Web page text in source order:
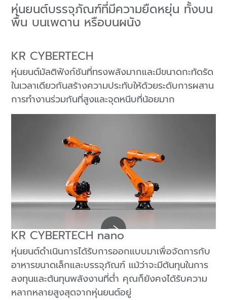
หุ่นยนต์บรรจุภัณฑ์ที่มีความยืดหยุ่น ทั้งบน
พื้น บนเพดาน หรือบนผนัง
KR CYBERTECH
หุ่นยนต์มัลติฟังก์ชันที่ทรงพลังมากและมีขนาดกะทัดรัด
ในเวลาเดียวกันสร้างความประทับให้ด้วยระดับการผสาน
การทำงานร่วมกันที่สูงและจุดหนีบที่น้อยมาก
KR CYBERTECH nano
หุ่นยนต์ดำเนินการได้รับการออกแบบมาเพื่อจัดการกับ
อาหารขนาดเล็กและบรรจุภัณฑ์ แม้ว่าจะมีต้นทุนในการ
ลงทุนและต้นทุนพลังงานที่ต่ำ คุณก็ยังคงได้รับความ
หลากหลายสูงสุดจากหุ่นยนต์อยู่